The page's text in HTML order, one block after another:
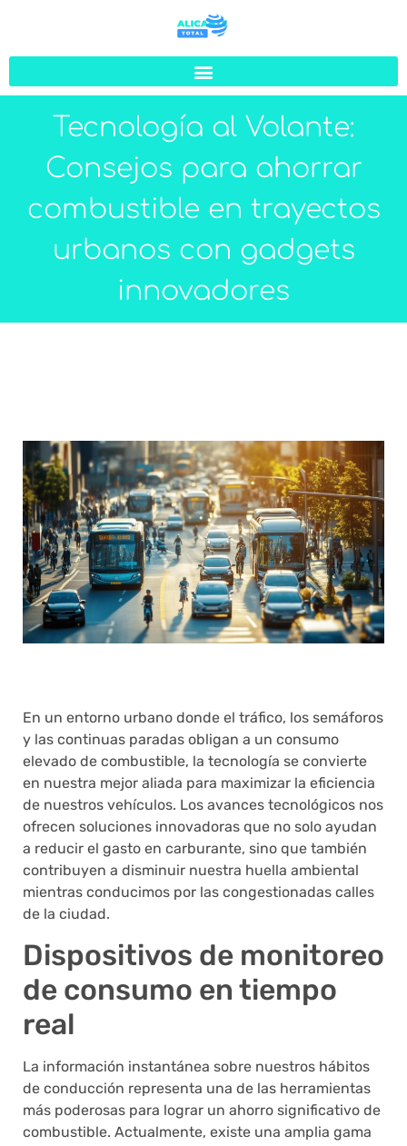
Tecnología al Volante:
Consejos para ahorrar
combustible en trayectos
urbanos con gadgets
innovadores
En un entorno urbano donde el tráfico, los semáforos
y las continuas paradas obligan a un consumo
elevado de combustible, la tecnología se convierte
en nuestra mejor aliada para maximizar la eficiencia
de nuestros vehículos. Los avances tecnológicos nos
ofrecen soluciones innovadoras que no solo ayudan
a reducir el gasto en carburante, sino que también
contribuyen a disminuir nuestra huella ambiental
mientras conducimos por las congestionadas calles
de la ciudad.
Dispositivos de monitoreo
de consumo en tiempo
real
La información instantánea sobre nuestros hábitos
de conducción representa una de las herramientas
más poderosas para lograr un ahorro significativo de
combustible. Actualmente, existe una amplia gama